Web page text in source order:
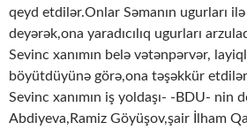
qeyd etdilər.Onlar Səmanın ugurları
deyərək,ona yaradıcılıq ugurları
Sevinc xanımın belə vətənpərvər,
böyütdüyünə görə,ona təşəkkür
Sevinc xanımın iş yoldaşı- -BDU- nin
Abdiyeva,Ramiz Göyüşov,şair İlham